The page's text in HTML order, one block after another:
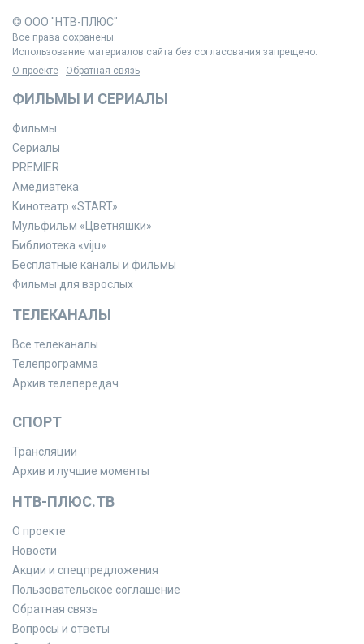
© ООО "НТВ-ПЛЮС"
Все права сохранены.
Использование материалов сайта без согласования запрещено.
О проекте
Обратная связь
ФИЛЬМЫ И СЕРИАЛЫ
Фильмы
Сериалы
PREMIER
Амедиатека
Кинотеатр «START»
Мульфильм «Цветняшки»
Библиотека «viju»
Бесплатные каналы и фильмы
Фильмы для взрослых
ТЕЛЕКАНАЛЫ
Все телеканалы
Телепрограмма
Архив телепередач
СПОРТ
Трансляции
Архив и лучшие моменты
НТВ-ПЛЮС.ТВ
О проекте
Новости
Акции и спецпредложения
Пользовательское соглашение
Обратная связь
Вопросы и ответы